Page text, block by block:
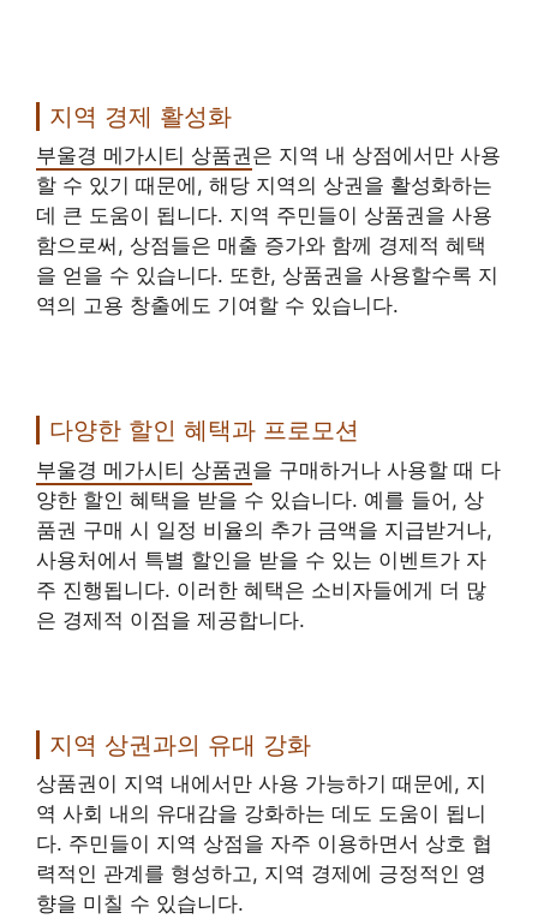
지역 경제 활성화
부울경 메가시티 상품권은 지역 내 상점에서만 사용
할 수 있기 때문에, 해당 지역의 상권을 활성화하는
데 큰 도움이 됩니다. 지역 주민들이 상품권을 사용
함으로써, 상점들은 매출 증가와 함께 경제적 혜택
을 얻을 수 있습니다. 또한, 상품권을 사용할수록 지
역의 고용 창출에도 기여할 수 있습니다.
다양한 할인 혜택과 프로모션
부울경 메가시티 상품권을 구매하거나 사용할 때 다
양한 할인 혜택을 받을 수 있습니다. 예를 들어, 상
품권 구매 시 일정 비율의 추가 금액을 지급받거나,
사용처에서 특별 할인을 받을 수 있는 이벤트가 자
주 진행됩니다. 이러한 혜택은 소비자들에게 더 많
은 경제적 이점을 제공합니다.
지역 상권과의 유대 강화
상품권이 지역 내에서만 사용 가능하기 때문에, 지
역 사회 내의 유대감을 강화하는 데도 도움이 됩니
다. 주민들이 지역 상점을 자주 이용하면서 상호 협
력적인 관계를 형성하고, 지역 경제에 긍정적인 영
향을 미칠 수 있습니다.